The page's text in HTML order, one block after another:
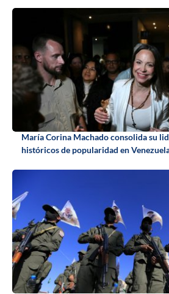
María Corina Machado consolida su
históricos de popularidad en